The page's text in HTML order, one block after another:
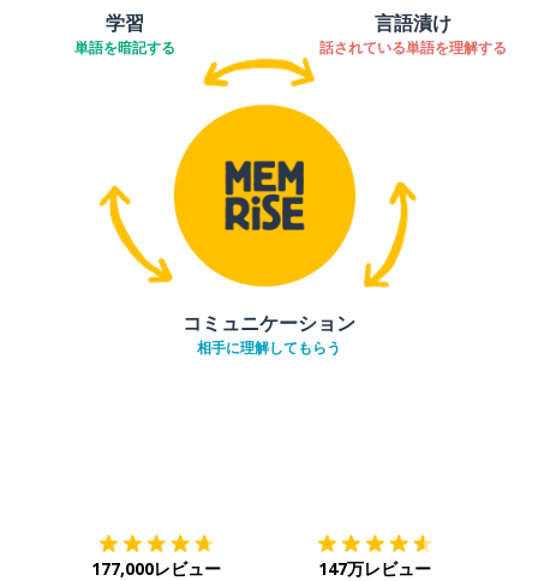
学習
単語を暗記する
言語漬け
話されている単語を理解する
コミュニケーション
相手に理解してもらう
177,000レビュー 147万レビュー